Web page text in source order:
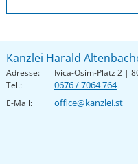
Kanzlei Harald
Adresse:
Ivica-Osim-Platz 2 |
Tel.:
0676 / 7064 764
E-Mail: office@kanzlei.st